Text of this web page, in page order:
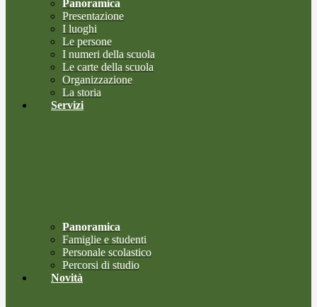
Panoramica
Presentazione
I luoghi
Le persone
I numeri della scuola
Le carte della scuola
Organizzazione
La storia
Servizi
Panoramica
Famiglie e studenti
Personale scolastico
Percorsi di studio
Novità